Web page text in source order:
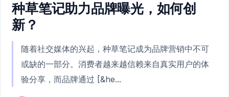
种草笔记助力品牌曝光，如何创
新？
随着社交媒体的兴起，种草笔记成为品牌营销中不可
或缺的一部分。消费者越来越信赖来自真实用户的体
验分享，而品牌通过 [&he...